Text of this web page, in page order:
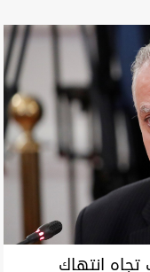
انتهاك